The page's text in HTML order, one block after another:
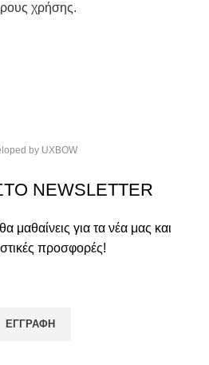
χρήσης.
by UXBOW
NEWSLETTER
μαθαίνεις για τα νέα μας και
προσφορές!